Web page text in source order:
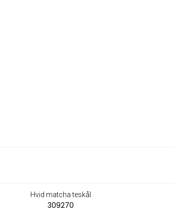
Hvid matcha teskål
309270